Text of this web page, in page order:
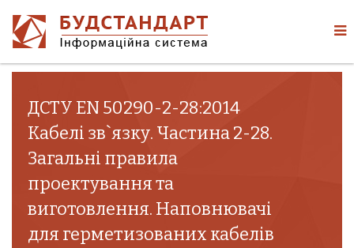
ДСТУ EN 50290-2-28:2014
Кабелі зв`язку. Частина 2-28.
Загальні правила
проектування та
виготовлення. Наповнювачі
для герметизованих кабелів